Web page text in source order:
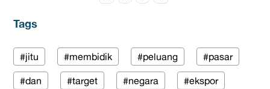
Tags
#jitu #membidik #peluang #pasar
#dan #target #negara #ekspor